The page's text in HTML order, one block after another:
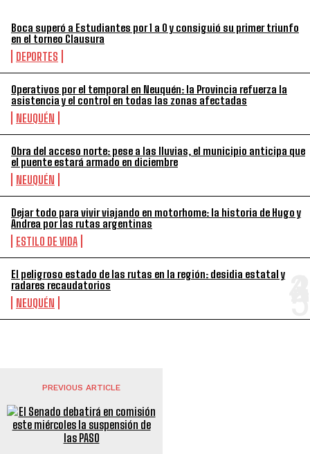
Boca superó a Estudiantes por 1 a 0 y consiguió su primer triunfo
en el torneo Clausura
DEPORTES
Operativos por el temporal en Neuquén: la Provincia refuerza la
asistencia y el control en todas las zonas afectadas
NEUQUÉN
Obra del acceso norte: pese a las lluvias, el municipio anticipa que
el puente estará armado en diciembre
NEUQUÉN
Dejar todo para vivir viajando en motorhome: la historia de Hugo y
Andrea por las rutas argentinas
ESTILO DE VIDA
El peligroso estado de las rutas en la región: desidia estatal y
radares recaudatorios
NEUQUÉN
PREVIOUS ARTICLE